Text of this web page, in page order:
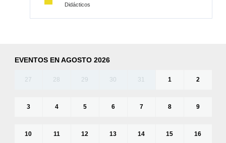
Didácticos
EVENTOS EN AGOSTO 2026
27 28 29 30 31 1 2
3 4 5 6 7 8 9
10 11 12 13 14 15 16